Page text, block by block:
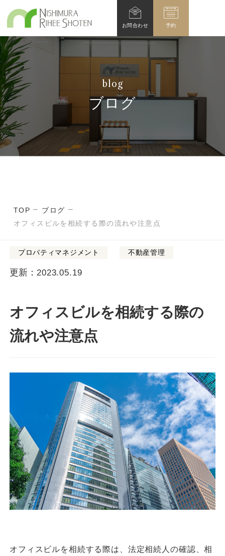
お問合わせ 予約
ブログ
blog
TOP
ブログ
オフィスビルを相続する際の流れや注意点
オフィスビルを相続する際の
流れや注意点
プロパティマネジメント 不動産管理
更新：2023.05.19
オフィスビルを相続する際は、法定相続人の確認、相